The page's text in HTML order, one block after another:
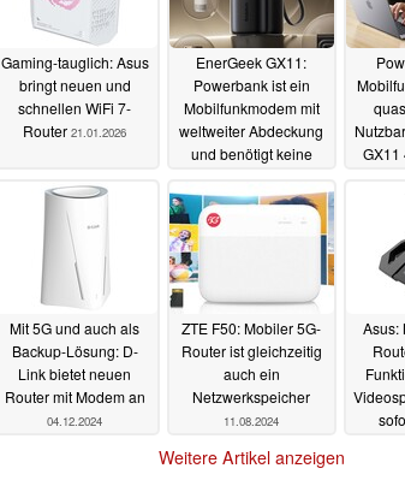
Gaming-tauglich: Asus
bringt neuen und
schnellen WiFi 7-
Router 21.01.2026
EnerGeek GX11:
Powerbank ist ein
Mobilfunkmodem mit
weltweiter Abdeckung
und benötigt keine
13.10.2025
GX11
Mit 5G und auch als
Backup-Lösung: D-
Link bietet neuen
Router mit Modem an
04.12.2024
ZTE F50: Mobiler 5G-
Router ist gleichzeitig
auch ein
Netzwerkspeicher
11.08.2024
Asus:
Weitere Artikel anzeigen